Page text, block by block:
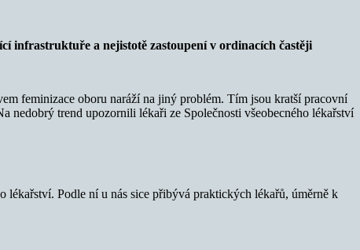
infrastruktuře a nejistotě zastoupení v ordinacích častěji
feminizace oboru naráží na jiný problém. Tím jsou kratší pracovní
nedobrý trend upozornili lékaři ze Společnosti všeobecného lékařství
Podle ní u nás sice přibývá praktických lékařů, úměrně k